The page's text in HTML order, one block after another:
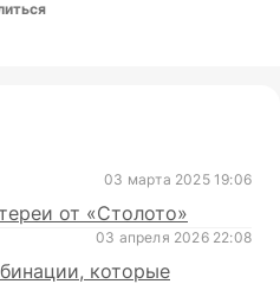
03 марта 2025 19:06
от «Столото»
03 апреля 2026 22:08
которые